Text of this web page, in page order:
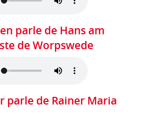
parle de Hans am
de Worpswede
parle de Rainer Maria